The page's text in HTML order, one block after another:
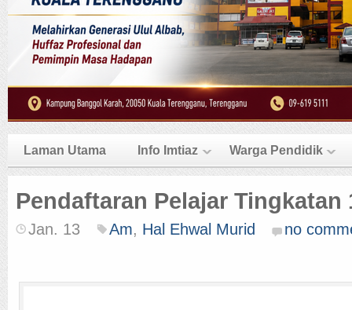
Laman Utama Info Imtiaz Warga Pendidik
Pendaftaran Pelajar Tingkatan
Jan. 13 Am, Hal Ehwal Murid no